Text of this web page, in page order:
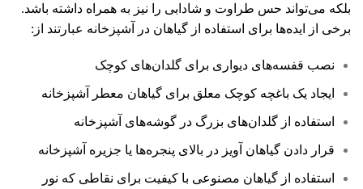
بلکه می‌تواند حس طراوت و شادابی را نیز به همراه داشته باشد.
برخی از ایده‌ها برای استفاده از گیاهان در آشپزخانه عبارتند از:
نصب قفسه‌های دیواری برای گلدان‌های کوچک
ایجاد یک باغچه کوچک معلق برای گیاهان معطر آشپزخانه
استفاده از گلدان‌های بزرگ در گوشه‌های آشپزخانه
قرار دادن گیاهان آویز در بالای پنجره‌ها یا جزیره آشپزخانه
استفاده از گیاهان مصنوعی با کیفیت برای نقاطی که نور